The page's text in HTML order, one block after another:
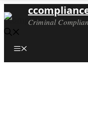
Criminal
Menü